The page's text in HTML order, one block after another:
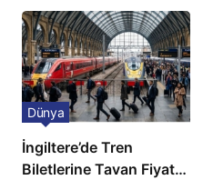
açıklama!
İngiltere’de Tren
Biletlerine Tavan Fiyat:
Dünya